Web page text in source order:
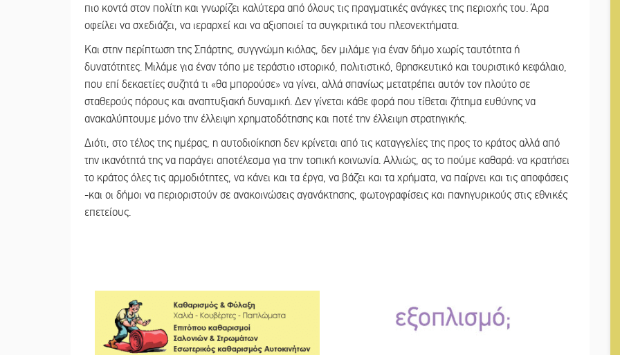
πιο κοντά στον πολίτη και γνωρίζει καλύτερα από όλους τις πραγματικές ανάγκες της περιοχής του. Άρα
οφείλει να σχεδιάζει, να ιεραρχεί και να αξιοποιεί τα συγκριτικά του πλεονεκτήματα.
Και στην περίπτωση της Σπάρτης, συγγνώμη κιόλας, δεν μιλάμε για έναν δήμο χωρίς ταυτότητα ή
δυνατότητες. Μιλάμε για έναν τόπο με τεράστιο ιστορικό, πολιτιστικό, θρησκευτικό και τουριστικό κεφάλαιο,
που επί δεκαετίες συζητά τι «θα μπορούσε» να γίνει, αλλά σπανίως μετατρέπει αυτόν τον πλούτο σε
σταθερούς πόρους και αναπτυξιακή δυναμική. Δεν γίνεται κάθε φορά που τίθεται ζήτημα ευθύνης να
ανακαλύπτουμε μόνο την έλλειψη χρηματοδότησης και ποτέ την έλλειψη στρατηγικής.
Διότι, στο τέλος της ημέρας, η αυτοδιοίκηση δεν κρίνεται από τις καταγγελίες της προς το κράτος αλλά από
την ικανότητά της να παράγει αποτέλεσμα για την τοπική κοινωνία. Αλλιώς, ας το πούμε καθαρά: να κρατήσει
το κράτος όλες τις αρμοδιότητες, να κάνει και τα έργα, να βάζει και τα χρήματα, να παίρνει και τις αποφάσεις
-και οι δήμοι να περιοριστούν σε ανακοινώσεις αγανάκτησης, φωτογραφίσεις και πανηγυρικούς στις εθνικές
επετείους.